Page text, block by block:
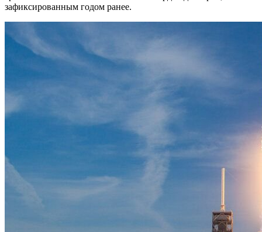
зафиксированным годом ранее.